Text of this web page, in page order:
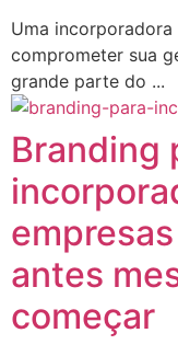
Uma
comprometer sua
grande parte do ...
Branding
antes
começar